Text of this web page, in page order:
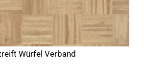
Würfel Verband